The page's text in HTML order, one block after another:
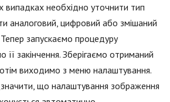
необхідно уточнити тип
аналоговий, цифровий або змішаний
запускаємо процедуру
її закінчення. Зберігаємо отриманий
виходимо з меню налаштування.
що налаштування зображення